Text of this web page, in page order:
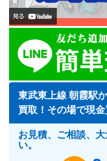
東武東上線 朝霞駅
買取！その場で現金
お見積、ご相談、
い。